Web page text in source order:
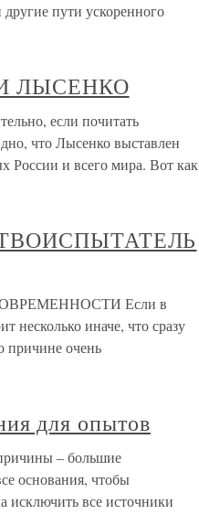
пути ускоренного
ЛЫСЕНКО
если почитать
что Лысенко выставлен
России и всего мира. Вот как
Если в
несколько иначе, что сразу
причине очень
для опытов
– большие
основания, чтобы
исключить все источники